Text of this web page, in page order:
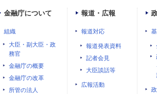
金融庁について
組織
大臣・副大臣・政
務官
金融庁の概要
金融庁の改革
所管の法人
報道・広報
報道対応
報道発表資料
記者会見
大臣談話等
広報活動